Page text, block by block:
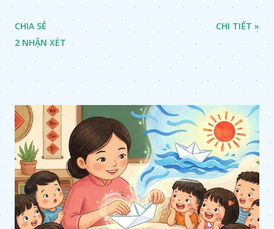
CHIA SẺ
2 NHẬN XÉT
CHI TIẾT »